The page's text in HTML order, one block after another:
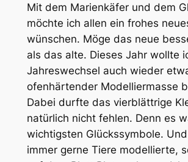
Mit dem Marienkäfer und dem
möchte ich allen ein frohes
wünschen. Möge das neue
als das alte. Dieses Jahr wollte
Jahreswechsel auch wieder
ofenhärtender Modelliermasse
Dabei durfte das vierblättrige
natürlich nicht fehlen. Denn es
wichtigsten Glückssymbole.
immer gerne Tiere modellierte,